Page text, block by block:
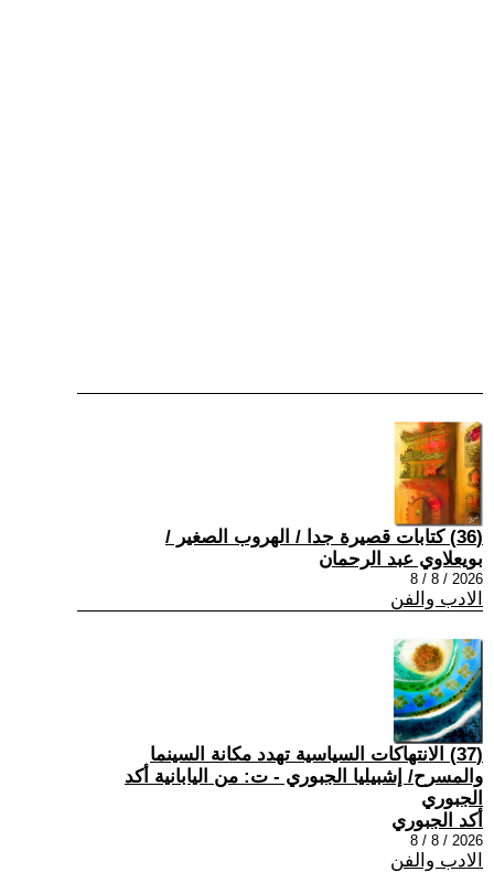
(36) كتابات قصيرة جدا / الهروب الصغير /
بويعلاوي عبد الرحمان
2026 / 8 / 8
الادب والفن
(37) الانتهاكات السياسية تهدد مكانة السينما
والمسرح/ إشبيليا الجبوري - ت: من اليابانية أكد
الجبوري
أكد الجبوري
2026 / 8 / 8
الادب والفن